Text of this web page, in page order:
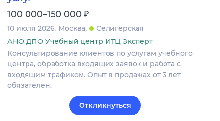
100 000–150 000 ₽
10 июля 2026 Москва
Селигерская
АНО ДПО Учебный центр ИТЦ Эксперт
Консультирование клиентов по услугам учебного
центра, обработка входящих заявок и работа с
входящим трафиком. Опыт в продажах от 3 лет
обязателен.
Откликнуться